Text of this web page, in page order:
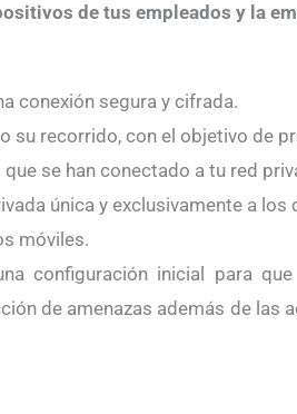
de tus empleados y la
conexión segura y cifrada.
recorrido, con el objetivo de
se han conectado a tu red
única y exclusivamente a
móviles.
configuración inicial para
de amenazas además de las